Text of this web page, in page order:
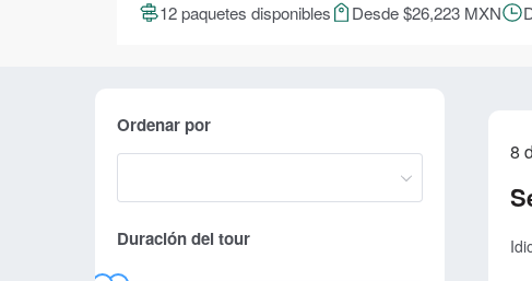
12 paquetes disponibles Desde $26,223 MXN
Ordenar por
Duración del tour
8